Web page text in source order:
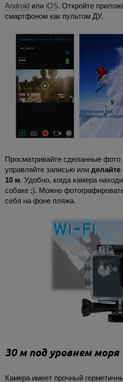
Android или iOS. Откройте
смартфоном как пультом ДУ.
Просматривайте сделанные фото
управляйте записью или делайте
10 м. Удобно, когда камера
собаке ;). Можно
себя на фоне пляжа.
30 м под уровнем моря
Камера имеет прочный